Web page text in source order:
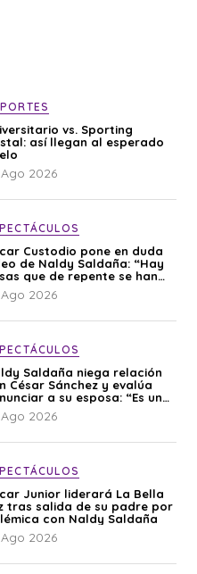
vs. Sporting
así llegan al esperado
2026
Custodio pone en duda
de Naldy Saldaña: “Hay
que de repente se han
2026
Saldaña niega relación
César Sánchez y evalúa
a su esposa: “Es una
2026
Junior liderará La Bella
tras salida de su padre por
con Naldy Saldaña
2026